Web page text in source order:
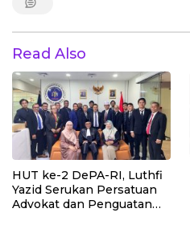
Read Also
HUT ke-2 DePA-RI, Luthfi
Yazid Serukan Persatuan
Advokat dan Penguatan